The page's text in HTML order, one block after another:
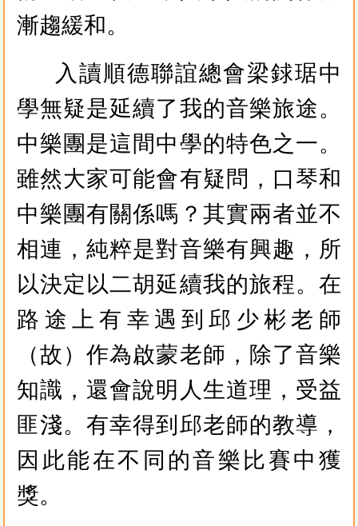
漸趨緩和。
入讀順德聯誼總會梁銶琚中
學無疑是延續了我的音樂旅途。
中樂團是這間中學的特色之一。
雖然大家可能會有疑問，口琴和
中樂團有關係嗎？其實兩者並不
相連，純粹是對音樂有興趣，所
以決定以二胡延續我的旅程。在
路途上有幸遇到邱少彬老師
（故）作為啟蒙老師，除了音樂
知識，還會說明人生道理，受益
匪淺。有幸得到邱老師的教導，
因此能在不同的音樂比賽中獲
獎。